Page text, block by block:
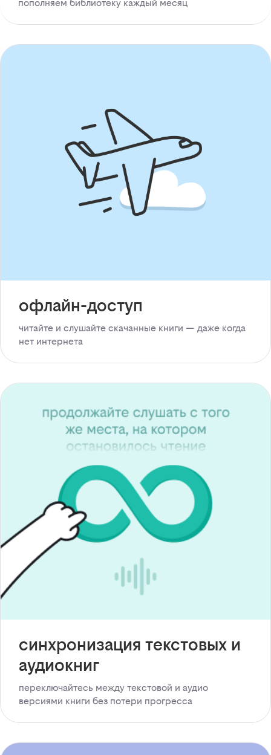
пополняем библиотеку каждый месяц
офлайн-доступ
читайте и слушайте скачанные книги — даже когда
нет интернета
синхронизация текстовых и
аудиокниг
переключайтесь между текстовой и аудио
версиями книги без потери прогресса